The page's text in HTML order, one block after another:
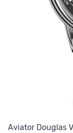
Aviator Douglas